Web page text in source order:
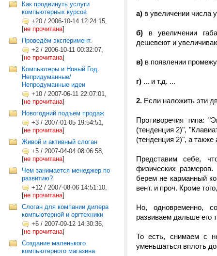
Как продвинуть услуги
компьютерных курсов
+20 / 2006-10-14 12:24:15,
[не прочитана]
Проведём эксперимент.
+2 / 2006-10-11 00:32:07,
[не прочитана]
Компьютеры и Новый Год.
Непридуманные/
Непродуманные идеи
+10 / 2007-06-11 22:07:01,
[не прочитана]
Новогодний подъем продаж
+3 / 2007-01-05 19:54:51,
[не прочитана]
Живой и активный слоган
+5 / 2007-04-04 08:06:58,
[не прочитана]
Чем занимается менеджер по
развитию?
+12 / 2007-08-06 14:51:10,
[не прочитана]
Слоган для компании дилера
компьютерной и оргтехники
+6 / 2007-09-12 14:30:36,
[не прочитана]
Создание маленького
компьютерного магазина
а) в увеличении числа
б) в увеличении
дешевеют и
в) в появлении
г) ... и т.д. ...
2. Если наложить эти
Противоречия типа:
(тенденция 2)",
(тенденция 2)", а
Представим себе,
физических
берем не карманный
вент. и проч. Кроме
Но, одновременно,
развиваем дальше его
То есть, снимаем с
уменьшаться вплоть